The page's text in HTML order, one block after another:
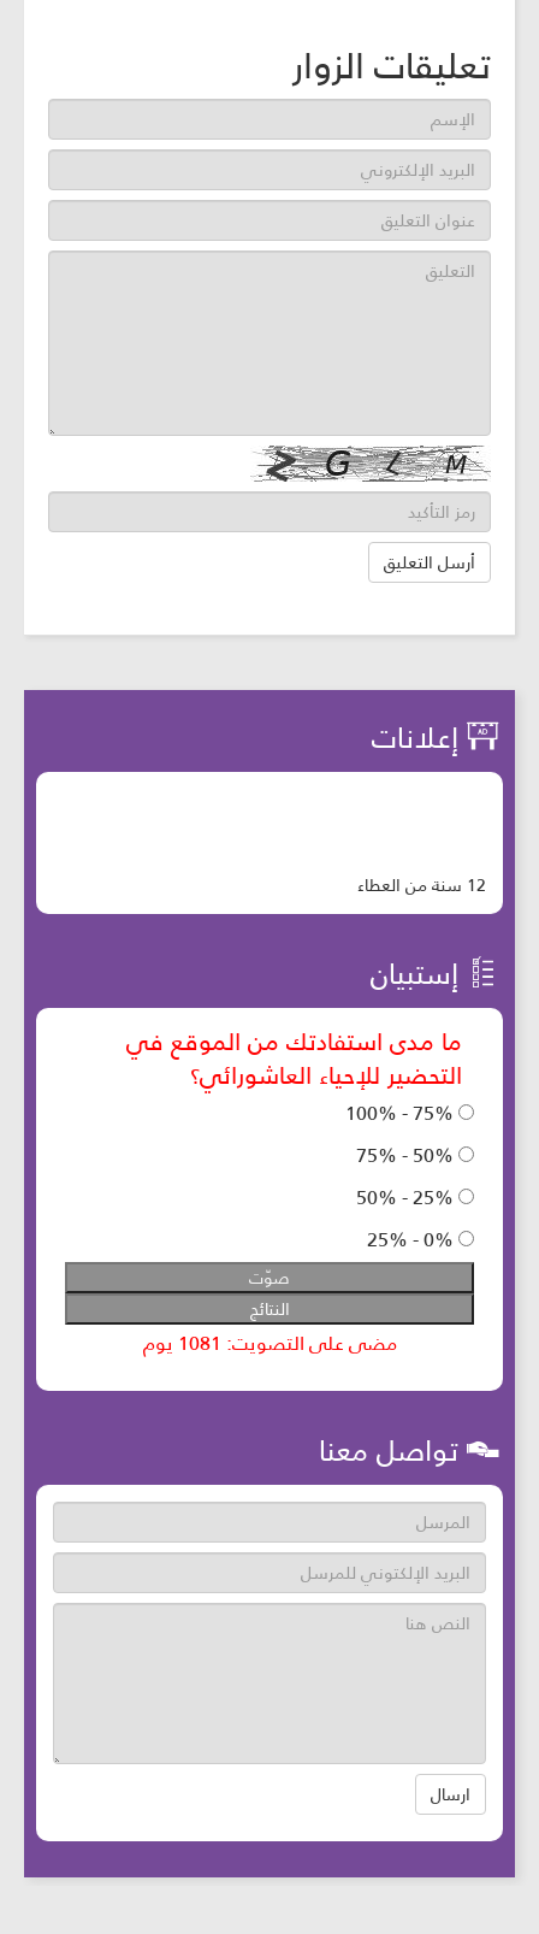
تعليقات الزوار
إعلانات
12 سنة من العطاء
إستبيان
تواصل معنا
ارسال